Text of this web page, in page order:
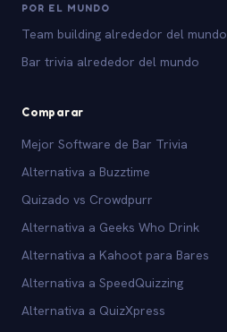
POR EL MUNDO
Team building alrededor del mundo
Bar trivia alrededor del mundo
Comparar
Mejor Software de Bar Trivia
Alternativa a Buzztime
Quizado vs Crowdpurr
Alternativa a Geeks Who Drink
Alternativa a Kahoot para Bares
Alternativa a SpeedQuizzing
Alternativa a QuizXpress